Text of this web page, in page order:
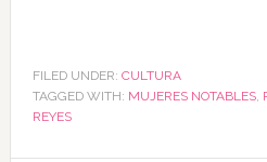
FILED UNDER: CULTURA
TAGGED WITH: MUJERES NOTABLES,
REYES